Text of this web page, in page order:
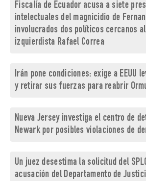
Fiscalía de Ecuador acusa a siete
intelectuales del magnicidio de
involucrados dos políticos cercanos
izquierdista Rafael Correa
Irán pone condiciones: exige a EEUU
y retirar sus fuerzas para reabrir
Nueva Jersey investiga el centro de
Newark por posibles violaciones de
Un juez desestima la solicitud del
acusación del Departamento de